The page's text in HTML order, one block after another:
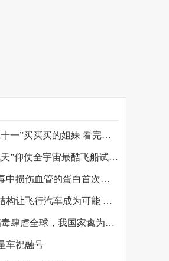
”买买买的姐妹 看完这篇再“剁手”
”仰仗全宇宙最酷飞船试驾员
损伤血管的蛋白首次确定
行汽车成为可能 相关技术将亮相北京冬奥
虐全球，我国家禽为何“独善其身”
车祝融号